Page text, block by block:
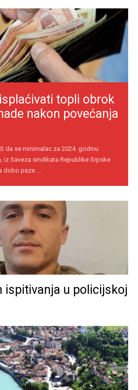
topli obrok
nakon povećanja
da se minimalac za 2024. godinu
iz Saveza sindikata Republike Srpske
paze ...
ispitivanja u policijskoj